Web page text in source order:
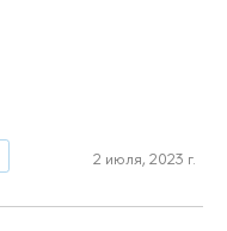
2 июля, 2023 г.